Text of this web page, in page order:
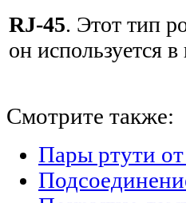
RJ-45. Этот тип
он используется
Смотрите также:
Пары ртути от